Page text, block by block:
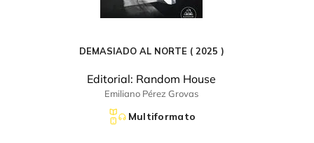
DEMASIADO AL NORTE ( 2025 )
Editorial: Random House
Emiliano Pérez Grovas
Multiformato